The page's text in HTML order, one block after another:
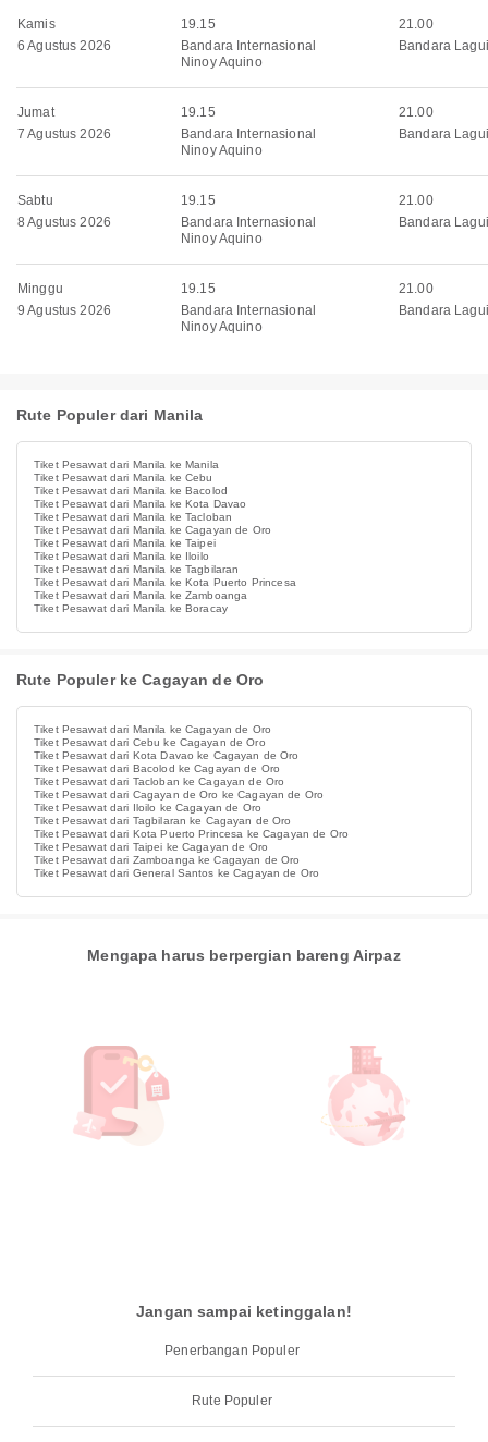
Kamis
6 Agustus 2026
19.15
Bandara Internasional
Ninoy Aquino
21.00
Bandara
Jumat
7 Agustus 2026
19.15
Bandara Internasional
Ninoy Aquino
21.00
Bandara
Sabtu
8 Agustus 2026
19.15
Bandara Internasional
Ninoy Aquino
21.00
Bandara
Minggu
9 Agustus 2026
19.15
Bandara Internasional
Ninoy Aquino
21.00
Bandara
Rute Populer dari Manila
Tiket Pesawat dari Manila ke Manila
Tiket Pesawat dari Manila ke Cebu
Tiket Pesawat dari Manila ke Bacolod
Tiket Pesawat dari Manila ke Kota Davao
Tiket Pesawat dari Manila ke Tacloban
Tiket Pesawat dari Manila ke Cagayan de Oro
Tiket Pesawat dari Manila ke Taipei
Tiket Pesawat dari Manila ke Iloilo
Tiket Pesawat dari Manila ke Tagbilaran
Tiket Pesawat dari Manila ke Kota Puerto Princesa
Tiket Pesawat dari Manila ke Zamboanga
Tiket Pesawat dari Manila ke Boracay
Rute Populer ke Cagayan de Oro
Tiket Pesawat dari Manila ke Cagayan de Oro
Tiket Pesawat dari Cebu ke Cagayan de Oro
Tiket Pesawat dari Kota Davao ke Cagayan de Oro
Tiket Pesawat dari Bacolod ke Cagayan de Oro
Tiket Pesawat dari Tacloban ke Cagayan de Oro
Tiket Pesawat dari Cagayan de Oro ke Cagayan de Oro
Tiket Pesawat dari Iloilo ke Cagayan de Oro
Tiket Pesawat dari Tagbilaran ke Cagayan de Oro
Tiket Pesawat dari Kota Puerto Princesa ke Cagayan de Oro
Tiket Pesawat dari Taipei ke Cagayan de Oro
Tiket Pesawat dari Zamboanga ke Cagayan de Oro
Tiket Pesawat dari General Santos ke Cagayan de Oro
Mengapa harus berpergian bareng Airpaz
Jangan sampai ketinggalan!
Penerbangan Populer
Rute Populer